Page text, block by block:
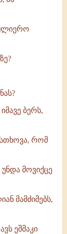
ბერს,
სთხოვა, რომ
მოვიქცე
მამძიმებს,
ეშმაკი